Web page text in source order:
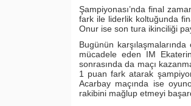
Şampiyonası’nda final
fark ile liderlik koltuğunda
Onur ise son tura ikinciliği
Bugünün
mücadele eden IM
sonrasında da maçı
1 puan fark atarak
Acarbay maçında ise
rakibini mağlup etmeyi